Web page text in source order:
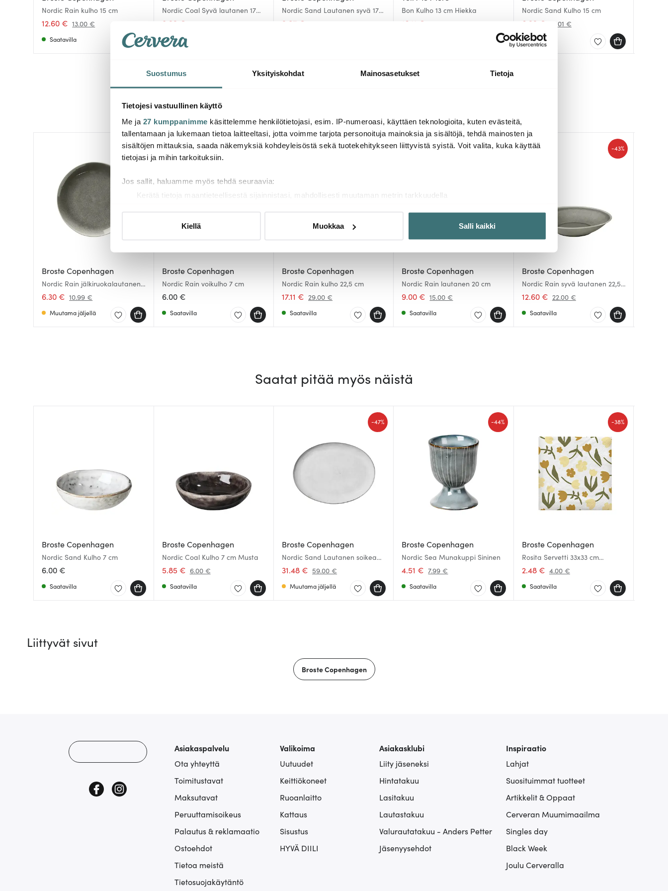
Suostumus Yksityiskohdat Mainosasetukset Tietoja
Tietojesi vastuullinen käyttö
Me ja 27 kumppanimme käsittelemme henkilötietojasi, esim. IP-numeroasi, käyttäen teknologioita, kuten evästeitä,
tallentamaan ja lukemaan tietoa laitteeltasi, jotta voimme tarjota personoituja mainoksia ja sisältöjä, tehdä mainosten ja
sisältöjen mittauksia, saada näkemyksiä kohdeyleisöstä sekä tuotekehitykseen liittyvistä syistä. Voit valita, kuka käyttää
tietojasi ja mihin tarkoituksiin.
Jos sallit, haluamme myös tehdä seuraavia:
Kerätä tietoja maantieteellisestä sijainnistasi, mahdollisesti muutaman metrin tarkkuudella
ja kävijämäärämme analysoimiseen. Lisäksi jaamme sosiaalisen median, mainosalan ja analytiikka-alan
kumppaneillemme tietoja siitä, miten käytät sivustoamme. Kumppanimme voivat yhdistää näitä tietoja muihin tietoihin, joita
Kiellä Muokkaa Salli kaikki
Nordic Rain kulho 15 cm
12.60 € 13.00 €
Saatavilla
Nordic Coal Syvä lautanen 17
cm Musta
8.99 €
Saatavilla
Nordic Sand Lautanen syvä 17
cm
9.07 €
Bon Kulho 13 cm Hiekka
16.11 €
Nordic Sand Kulho 15 cm
6.99 € 14.01 €
Saatavilla
Broste Copenhagen
Nordic Rain jälkiruokalautanen
15 cm
6.30 € 10.99 €
-43%
Muutama jäljellä
Broste Copenhagen
Nordic Rain voikulho 7 cm
6.00 €
Saatavilla
Broste Copenhagen
Nordic Rain kulho 22,5 cm
17.11 € 29.00 €
-41%
Saatavilla
Broste Copenhagen
Nordic Rain lautanen 20 cm
9.00 € 15.00 €
- 40%
Saatavilla
Broste Copenhagen
Nordic Rain syvä lautanen 22,5
cm
12.60 € 22.00 €
-43%
Saatavilla
Saatat pitää myös näistä
Broste Copenhagen
Nordic Sand Kulho 7 cm
6.00 €
Saatavilla
Broste Copenhagen
Nordic Coal Kulho 7 cm Musta
5.85 € 6.00 €
Saatavilla
Broste Copenhagen
Nordic Sand Lautanen soikea
35,5 cm
31.48 € 59.00 €
-47%
Muutama jäljellä
Broste Copenhagen
Nordic Sea Munakuppi Sininen
4.51 € 7.99 €
-44%
Saatavilla
Broste Copenhagen
Rosita Servetti 33x33 cm
Valkoinen/Keltainen
2.48 € 4.00 €
-38%
Saatavilla
Liittyvät sivut
Broste Copenhagen
Asiakaspalvelu
Ota yhteyttä
Toimitustavat
Maksutavat
Peruuttamisoikeus
Palautus & reklamaatio
Ostoehdot
Tietoa meistä
Tietosuojakäytäntö
Valikoima
Uutuudet
Keittiökoneet
Ruoanlaitto
Kattaus
Sisustus
HYVÄ DIILI
Asiakasklubi
Liity jäseneksi
Hintatakuu
Lasitakuu
Lautastakuu
Valurautatakuu - Anders Petter
Jäsenyysehdot
Inspiraatio
Lahjat
Suosituimmat tuotteet
Artikkelit & Oppaat
Cerveran Muumimaailma
Singles day
Black Week
Joulu Cerveralla